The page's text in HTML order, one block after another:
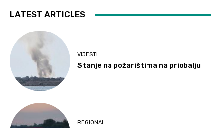
LATEST ARTICLES
VIJESTI
Stanje na požarištima na priobalju
REGIONAL